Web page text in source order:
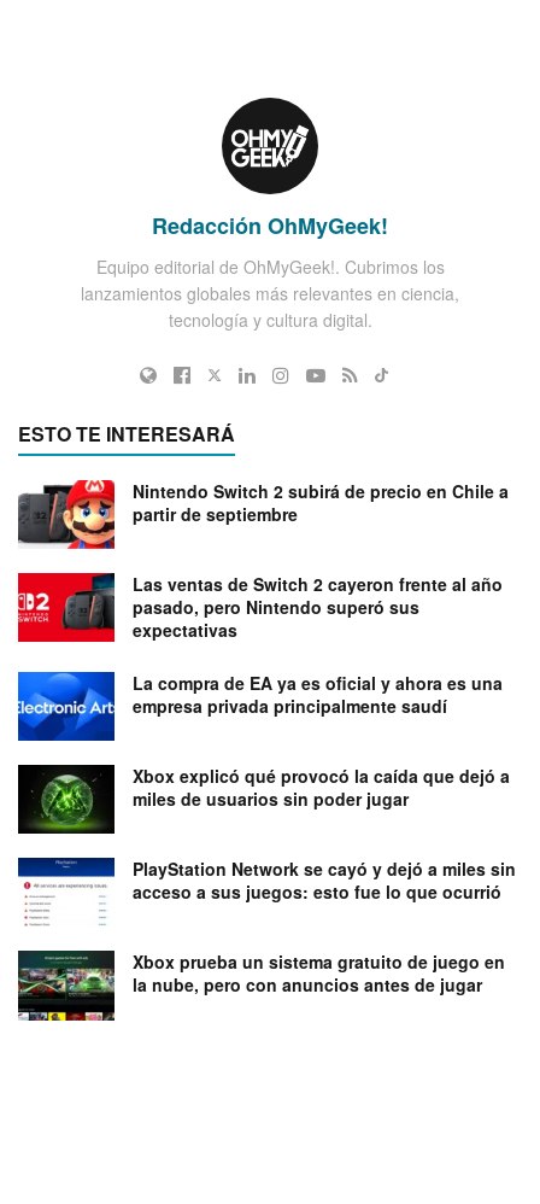
Redacción OhMyGeek!
Equipo editorial de OhMyGeek!. Cubrimos los
lanzamientos globales más relevantes en ciencia,
tecnología y cultura digital.
ESTO TE INTERESARÁ
Nintendo Switch 2 subirá de precio en Chile a
partir de septiembre
Las ventas de Switch 2 cayeron frente al año
pasado, pero Nintendo superó sus
expectativas
La compra de EA ya es oficial y ahora es una
empresa privada principalmente saudí
Xbox explicó qué provocó la caída que dejó a
miles de usuarios sin poder jugar
PlayStation Network se cayó y dejó a miles sin
acceso a sus juegos: esto fue lo que ocurrió
Xbox prueba un sistema gratuito de juego en
la nube, pero con anuncios antes de jugar